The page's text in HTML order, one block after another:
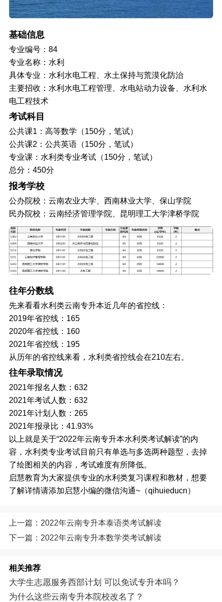
基础信息
专业编号：84
专业名称：水利
具体专业：水利水电工程、水土保持与荒漠化防治
主要招收：水利水电工程管理、水电站动力设备、水利水
电工程技术
考试科目
公共课1：高等数学（150分，笔试）
公共课2：公共英语（150分，笔试）
专业课：水利类专业考试（150分，笔试）
总分：450分
报考学校
公办院校：云南农业大学、西南林业大学、保山学院
民办院校：云南经济管理学院、昆明理工大学津桥学院
往年分数线
先来看看水利类云南专升本近几年的省控线：
2019年省控线：165
2020年省控线：160
2021年省控线：195
从历年的省控线来看，水利类省控线会在210左右。
往年录取情况
2021年报名人数：632
2021年考试人数：632
2021年计划人数：265
2021年报录比：41.93%
以上就是关于“2022年云南专升本水利类考试解读”的内
容，水利类专业考试目前只有单选与多选两种题型，去掉
了绘图相关的内容，考试难度有所降低。
启慧教育为大家提供专业的水利类复习课程和教材，想要
了解详情请添加启慧小编的微信沟通~（qihuieducn）
上一篇：2022年云南专升本泰语类考试解读
下一篇：2022年云南专升本数学类考试解读
相关推荐
大学生志愿服务西部计划 可以免试专升本吗？
为什么这些云南专升本院校改名了？